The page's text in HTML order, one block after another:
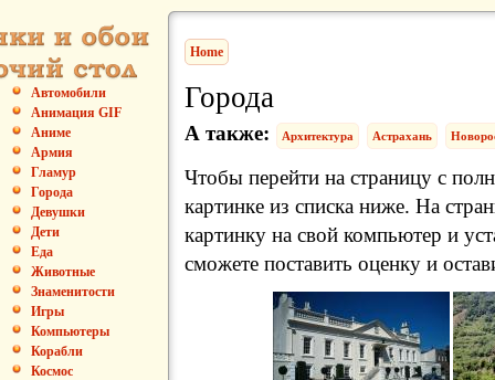
Автомобили
Анимация GIF
Аниме
Армия
Гламур
Города
Девушки
Дети
Еда
Животные
Знаменитости
Игры
Компьютеры
Корабли
Космос
Home
Города
А также: Архитектура Астрахань
Чтобы перейти на страницу с
картинке из списка ниже. На
картинку на свой компьютер и
сможете поставить оценку и